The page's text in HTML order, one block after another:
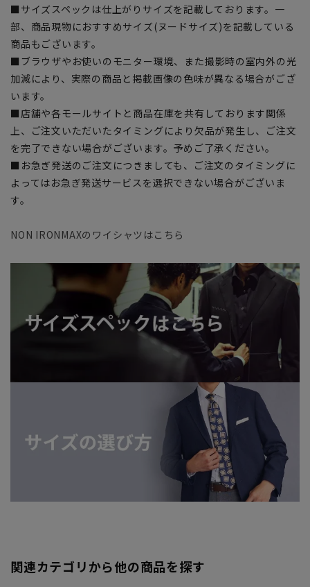
■サイズスペックは仕上がりサイズを記載しております。一
部、商品現物におすすめサイズ(ヌードサイズ)を記載している
商品もございます。
■ブラウザやお使いのモニター環境、また撮影時の室内外の光
加減により、実際の商品と掲載画像の色味が異なる場合がござ
います。
■店舗や各モールサイトと商品在庫を共有しております関係
上、ご注文いただいたタイミングにより欠品が発生し、ご注文
を完了できない場合がございます。予めご了承ください。
■お急ぎ発送のご注文につきましても、ご注文のタイミングに
よってはお急ぎ発送サービスを選択できない場合がございま
す。
NON IRONMAXのワイシャツはこちら
関連カテゴリから他の商品を探す